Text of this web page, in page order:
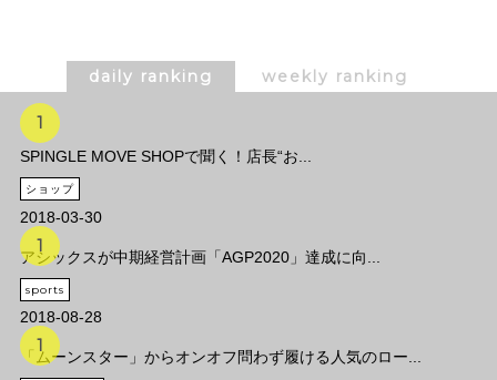
daily ranking weekly ranking
SPINGLE MOVE SHOPで聞く！店長“お...
ショップ
2018-03-30
アシックスが中期経営計画「AGP2020」達成に向...
sports
2018-08-28
「ムーンスター」からオンオフ問わず履ける人気のロー...